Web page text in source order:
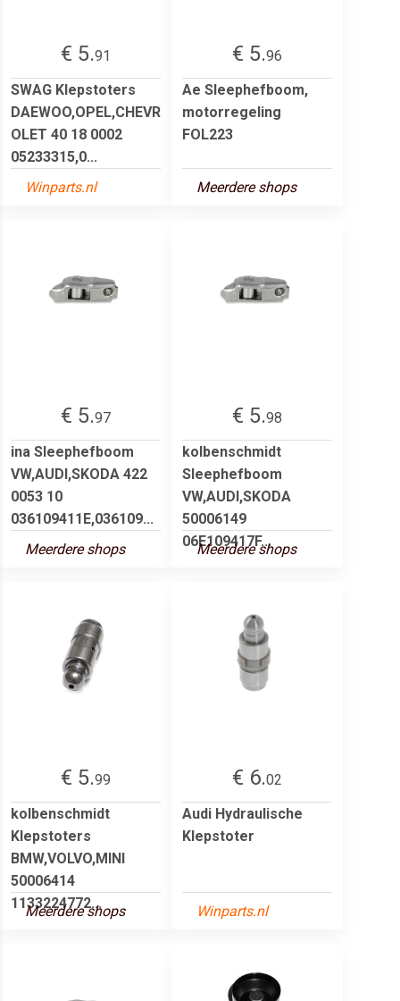
€ 5.91
SWAG Klepstoters
DAEWOO,OPEL,CHEVR
OLET 40 18 0002
05233315,0...
Winparts.nl
€ 5.96
Ae Sleephefboom,
motorregeling
FOL223
Meerdere shops
€ 5.97
ina Sleephefboom
VW,AUDI,SKODA 422
0053 10
036109411E,036109...
Meerdere shops
€ 5.98
kolbenschmidt
Sleephefboom
VW,AUDI,SKODA
50006149
06E109417F...
Meerdere shops
€ 5.99
kolbenschmidt
Klepstoters
BMW,VOLVO,MINI
50006414
1133224772...
Meerdere shops
€ 6.02
Audi Hydraulische
Klepstoter
Winparts.nl